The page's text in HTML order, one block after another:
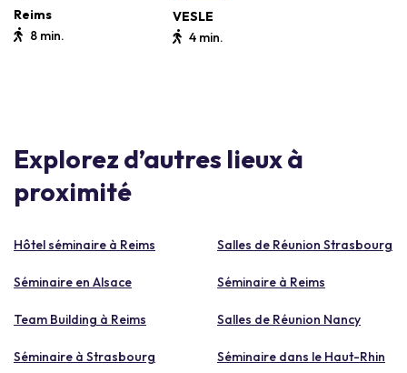
Reims
8 min.
VESLE
4 min.
Explorez d’autres lieux à
proximité
Hôtel séminaire à Reims Salles de Réunion Strasbourg
Séminaire en Alsace Séminaire à Reims
Team Building à Reims Salles de Réunion Nancy
Séminaire à Strasbourg Séminaire dans le Haut-Rhin